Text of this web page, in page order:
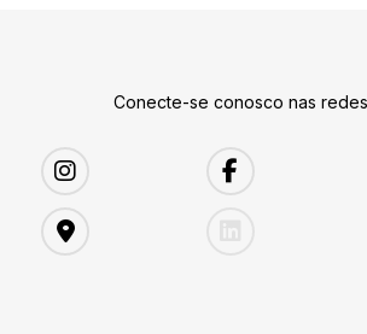
Conecte-se conosco nas